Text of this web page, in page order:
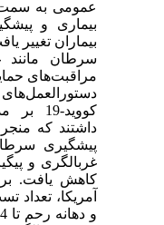
عمومی به سمت
بیماری و
بیماران تغییر
سرطان مانند
مراقبت‌های
کووید-19
داشتند که
پیشگیری
غربالگری و
کاهش یافت. بر
آمریکا، تعداد